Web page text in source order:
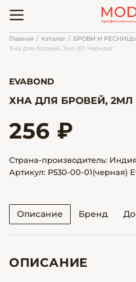
Главная Каталог БРОВИ И РЕСНИЦЫ
Хна для бровей, 2мл (01 Черная)
EVABOND
ХНА ДЛЯ БРОВЕЙ, 2МЛ
256 ₽
Страна-производитель: Индия
Артикул: Р530-00-01(черная)
Описание Бренд
ОПИСАНИЕ